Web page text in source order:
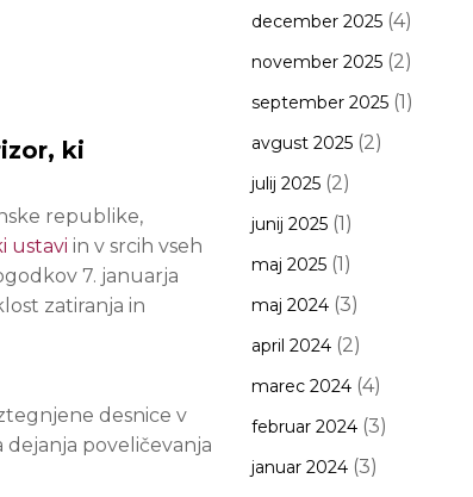
ki
republike,
ustavi in v srcih vseh
7. januarja
zatiranja in
desnice v
dejanja poveličevanja
december 2025(4)
november 2025(2)
september 2025(1)
avgust 2025(2)
julij 2025(2)
junij 2025(1)
maj 2025(1)
maj 2024(3)
april 2024(2)
marec 2024(4)
februar 2024(3)
januar 2024(3)